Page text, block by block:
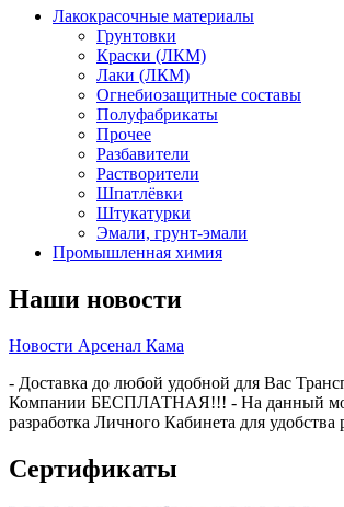
Лакокрасочные материалы
Грунтовки
Краски (ЛКМ)
Лаки (ЛКМ)
Огнебиозащитные составы
Полуфабрикаты
Прочее
Разбавители
Растворители
Шпатлёвки
Штукатурки
Эмали, грунт-эмали
Промышленная химия
Наши новости
Новости Арсенал Кама
- Доставка до любой удобной для Вас
Компании БЕСПЛАТНАЯ!!! - На данный
разработка Личного Кабинета для удобства
Сертификаты